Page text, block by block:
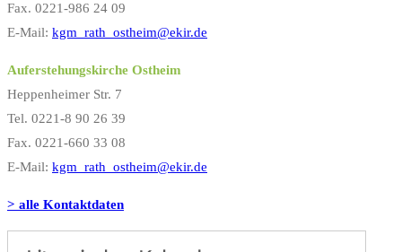
Fax. 0221-986 24 09
E-Mail: kgm_rath_ostheim@ekir.de
Auferstehungskirche Ostheim
Heppenheimer Str. 7
Tel. 0221-8 90 26 39
Fax. 0221-660 33 08
E-Mail: kgm_rath_ostheim@ekir.de
> alle Kontaktdaten